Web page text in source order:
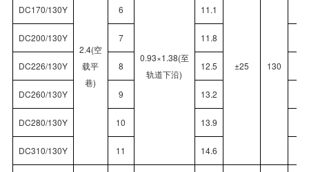
2.4(空
载平
巷)
0.93×1.38(至
轨道下沿)
±25 130
DC170/130Y 6 11.1
DC200/130Y 7 11.8
DC226/130Y 8 12.5
DC260/130Y 9 13.2
DC280/130Y 10 13.9
DC310/130Y 11 14.6